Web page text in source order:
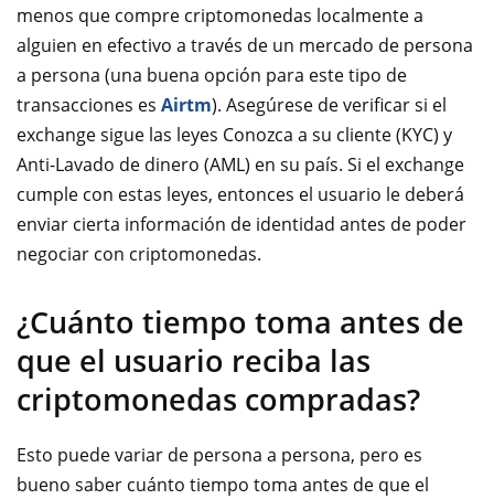
menos que compre criptomonedas localmente a
alguien en efectivo a través de un mercado de persona
a persona (una buena opción para este tipo de
transacciones es Airtm). Asegúrese de verificar si el
exchange sigue las leyes Conozca a su cliente (KYC) y
Anti-Lavado de dinero (AML) en su país. Si el exchange
cumple con estas leyes, entonces el usuario le deberá
enviar cierta información de identidad antes de poder
negociar con criptomonedas.
¿Cuánto tiempo toma antes de
que el usuario reciba las
criptomonedas compradas?
Esto puede variar de persona a persona, pero es
bueno saber cuánto tiempo toma antes de que el